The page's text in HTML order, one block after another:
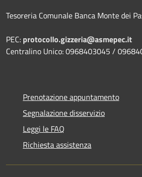
Tesoreria Comunale Banca Monte dei
PEC: protocollo.gizzeria@asmepec.it
Centralino Unico: 0968403045 /
Prenotazione appuntamento
Segnalazione disservizio
Leggi le FAQ
Richiesta assistenza